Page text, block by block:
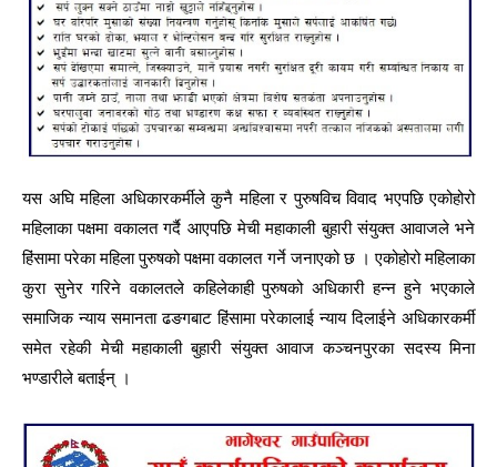
यस अघि महिला अधिकारकर्मीले कुनै महिला र पुरुषविच विवाद भएपछि एकोहोरो
महिलाका पक्षमा वकालत गर्दै आएपछि मेची महाकाली बुहारी संयुक्त आवाजले भने
हिंसामा परेका महिला पुरुषको पक्षमा वकालत गर्ने जनाएको छ । एकोहोरो महिलाका
कुरा सुनेर गरिने वकालतले कहिलेकाही पुरुषको अधिकारी हन्न हुने भएकाले
समाजिक न्याय समानता ढङगबाट हिंसामा परेकालाई न्याय दिलाईने अधिकारकर्मी
समेत रहेकी मेची महाकाली बुहारी संयुक्त आवाज कञ्चनपुरका सदस्य मिना
भण्डारीले बताईन् ।